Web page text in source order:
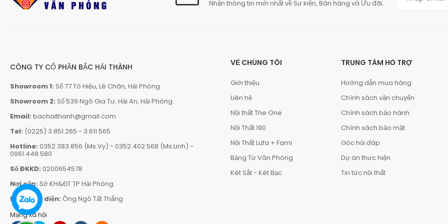
Nhận thông tin mới nhất về Sự kiện, Bán hàng và Ưu đãi.
CÔNG TY CỔ PHẦN BẮC HẢI THÀNH
Showroom 1: Số 77 Tô Hiệu, Lê Chân, Hải Phòng.
Showroom 2: Số 539 Ngô Gia Tự, Hải An, Hải Phòng.
Email: bachaithanh@gmail.com
Tel: (0225) 3.851.265 - 3.611 565
Hotline: 0352.383.856 (Ms.Vy) - 0352.402.568 (Ms.Linh) -
0961.448.580
Số ĐKKD: 0200654578
Nơi cấp: Sở KH&ĐT TP Hải Phòng
Người đại diện: Ông Ngô Tất Thắng
Mạng xã hội
VỀ CHÚNG TÔI
Giới thiệu
Liên hệ
Nội thất The One
Nội Thất 190
Nội Thất Lufa + Fami
Bảng Từ Văn Phòng
Két Sắt - Két Bạc
TRUNG TÂM HỖ TRỢ
Hướng dẫn mua hàng
Chính sách vận chuyển
Chính sách bảo hành
Chính sách bảo mật
Góc hỏi đáp
Dự án thưc hiện
Tin tức nội thất